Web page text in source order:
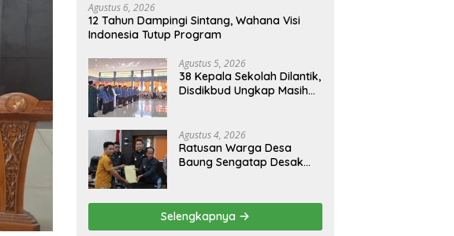
Agustus 6, 2026
12 Tahun Dampingi Sintang, Wahana Visi
Indonesia Tutup Program
Agustus 5, 2026
38 Kepala Sekolah Dilantik,
Disdikbud Ungkap Masih
Agustus 4, 2026
Ratusan Warga Desa
Baung Sengatap Desak
Selengkapnya